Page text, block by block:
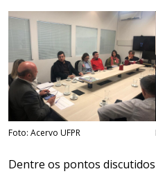
Foto: Acervo UFPR
Dentre os pontos